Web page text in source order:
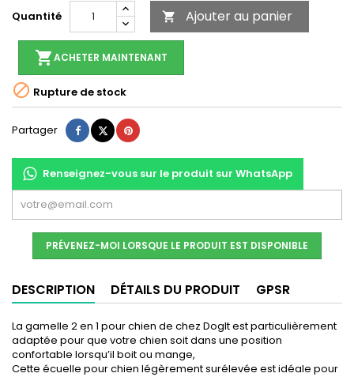
Quantité  Ajouter au panier
shopping_cartACHETER MAINTENANT
 Rupture de stock
Partager Partager
TweetPinterest
Renseignez-vous sur le produit sur WhatsApp
PRÉVENEZ-MOI LORSQUE LE PRODUIT EST DISPONIBLE
DESCRIPTION DÉTAILS DU PRODUIT GPSR
La gamelle 2 en 1 pour chien de chez DogIt est particulièrement
adaptée pour que votre chien soit dans une position
confortable lorsqu’il boit ou mange,
Cette écuelle pour chien légèrement surélevée est idéale pour